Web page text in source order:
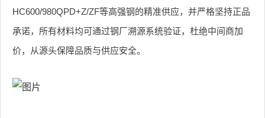
HC600/980QPD+Z/ZF等高强钢的精准供应，并严格坚持正品
承诺，所有材料均可通过钢厂溯源系统验证，杜绝中间商加
价，从源头保障品质与供应安全。